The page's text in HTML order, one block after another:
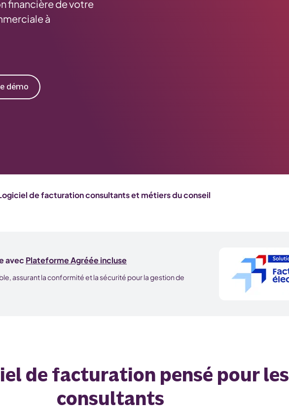
financière de votre
à
démo
de facturation consultants et métiers du conseil
avec Plateforme Agréée incluse
assurant la conformité et la sécurité pour la gestion de
de facturation pensé pour les
consultants